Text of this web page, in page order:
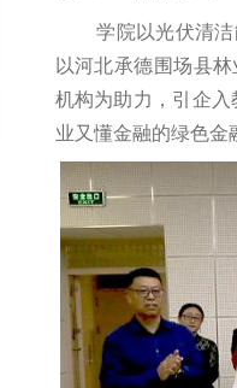
学院以光伏清洁
以河北承德围场县
机构为助力，引企
业又懂金融的绿色金